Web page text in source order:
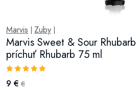
Marvis Zuby
Marvis Sweet & Sour
príchuť Rhubarb 75 ml
9 € €